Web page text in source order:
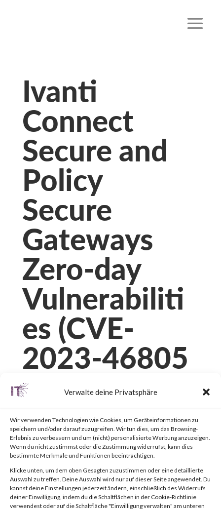
Verwalte deine Privatsphäre
Wir verwenden Technologien wie Cookies, um Geräteinformationen zu
speichern und/oder darauf zuzugreifen. Wir tun dies, um das Browsing-
Erlebnis zu verbessern und um (nicht) personalisierte Werbung anzuzeigen.
Wenn du nicht zustimmst oder die Zustimmung widerrufst, kann dies
bestimmte Merkmale und Funktionen beeinträchtigen.
Klicke unten, um dem oben Gesagten zuzustimmen oder eine detaillierte
Auswahl zu treffen. Deine Auswahl wird nur auf dieser Seite angewendet. Du
kannst deine Einstellungen jederzeit ändern, einschließlich des Widerrufs
deiner Einwilligung, indem du die Schaltflächen in der Cookie-Richtlinie
verwendest oder auf die Schaltfläche "Einwilligung verwalten" am unteren
Ivanti
Connect
Secure and
Policy
Secure
Gateways
Zero-day
Vulnerabiliti
es (CVE-
2023-46805
and CVE-
2024-21887)
von|29. Jan. 2024|Unkategorisiert|0 Kommentare
Facebook 0